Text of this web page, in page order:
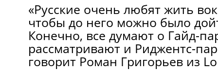
«Русские очень любят жить
чтобы до него можно было
Конечно, все думают о Гайд-
рассматривают и Риджентс-
говорит Роман Григорьев из